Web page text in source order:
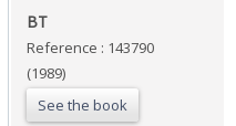
‎BT ‎
Reference : 143790
(1989)
See the book